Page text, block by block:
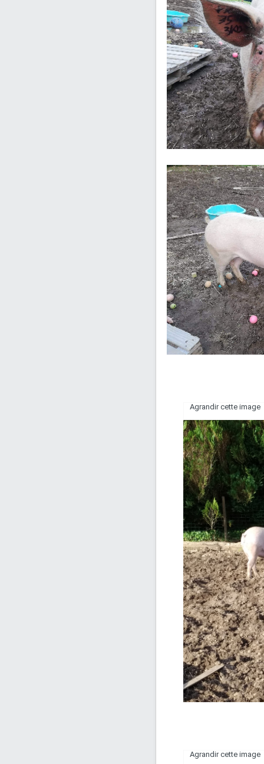
Agrandir cette image
Agrandir cette image